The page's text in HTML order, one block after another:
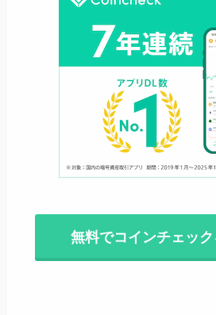
無料でコインチェッ